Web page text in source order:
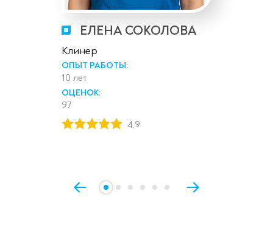
ЕЛЕНА СОКОЛОВА
Клинер
ОПЫТ РАБОТЫ:
10 лет
ОЦЕНОК:
97
4,9